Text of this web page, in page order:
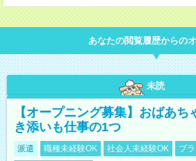
あなたの閲覧履歴からの
未読
【オープニング募集】おばあち
き添いも仕事の1つ
派遣 職種未経験OK 社会人未経験OK
ブ